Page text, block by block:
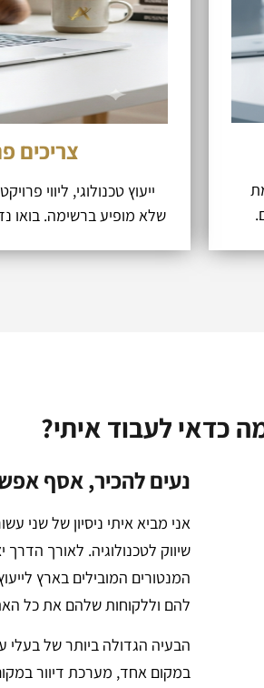
צריכים
ייעוץ טכנולוגי, ליווי
שלא מופיע ברשימה. בואו
כדאי לעבוד איתי?
נעים להכיר, אסף
אני מביא איתי ניסיון של שני
שיווק לטכנולוגיה. לאורך
המנטורים המובילים בארץ
להם וללקוחות שלהם את כל
הבעיה הגדולה ביותר של בעלי